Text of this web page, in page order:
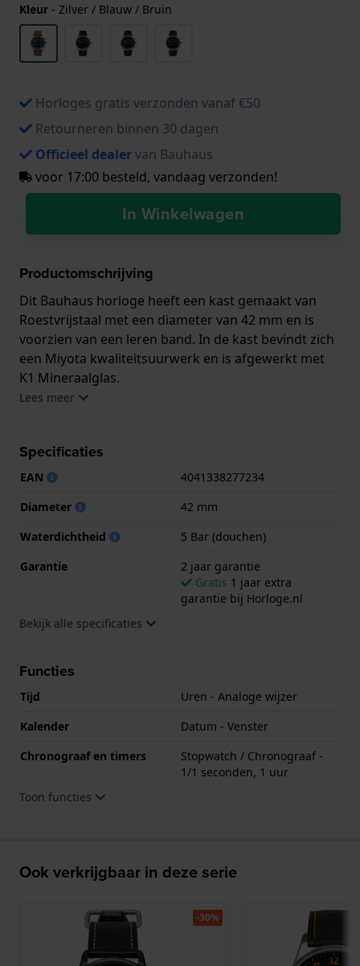
Kleur - Zilver / Blauw / Bruin
Horloges gratis verzonden vanaf €50
Retourneren binnen 30 dagen
Officieel dealervan Bauhaus
voor 17:00 besteld, vandaag verzonden!
In Winkelwagen
Productomschrijving
Dit Bauhaus horloge heeft een kast gemaakt van
Roestvrijstaal met een diameter van 42 mm en is
voorzien van een leren band. In de kast bevindt zich
een Miyota kwaliteitsuurwerk en is afgewerkt met
K1 Mineraalglas.
horloge geleverd met 2 jaar garantie.
Lees meer
Specificaties
EAN
4041338277234
Diameter
42 mm
Waterdichtheid
5 Bar (douchen)
Garantie
2 jaar garantie
Gratis 1 jaar extra
garantie bij Horloge.nl
Bekijk alle specificaties
Functies
Tijd
Uren - Analoge wijzer
Kalender
Datum - Venster
Chronograaf en timers
Stopwatch / Chronograaf -
1/1 seconden, 1 uur
Toon functies
Ook verkrijgbaar in deze serie
-30%